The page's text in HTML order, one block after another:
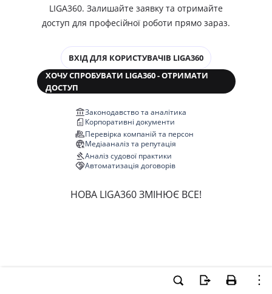
LIGA360. Залишайте заявку та отримайте
доступ для професійної роботи прямо зараз.
ВХІД ДЛЯ КОРИСТУВАЧІВ LIGA360
ХОЧУ СПРОБУВАТИ LIGA360 - ОТРИМАТИ
ДОСТУП
Законодавство та аналітика
Корпоративні документи
Перевірка компаній та персон
Медіааналіз та репутація
Аналіз судової практики
Автоматизація договорів
НОВА LIGA360 ЗМІНЮЄ ВСЕ!